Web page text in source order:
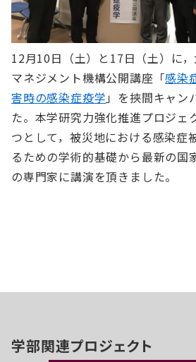
12月10日（土）と17日（土）に
マネジメント機構公開講座「感染
害時の感染症疫学 」を挾間キャン
た。本学研究力強化推進プロジェ
つとして，被災地における感染症
るための学術的基礎から最新の国
の専門家に講演を頂きました。
学部関連プロジェクト